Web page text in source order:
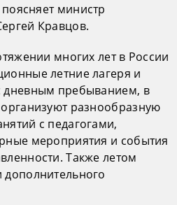
министр
Кравцов.
многих лет в России
летние лагеря и
дневным пребыванием, в
разнообразную
с педагогами,
мероприятия и события
Также летом